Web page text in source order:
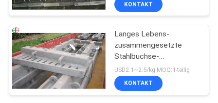
KONTAKT
Langes Lebens-
zusammengesetzte
Stahlbuchse-
Gummizwischenlage für
SAG-Mühlball-Mühlen
EB862
USD2.1~2.5/kg MOQ:1-teilig
KONTAKT